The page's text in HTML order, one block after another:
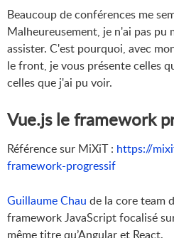
Beaucoup de conférences me
Malheureusement, je n'ai pas pu
assister. C'est pourquoi, avec
le front, je vous présente celles
celles que j'ai pu voir.
Vue.js le framework
Référence sur MiXiT : https://
framework-progressif
Guillaume Chau de la core team
framework JavaScript focalisé
même titre qu’Angular et React.